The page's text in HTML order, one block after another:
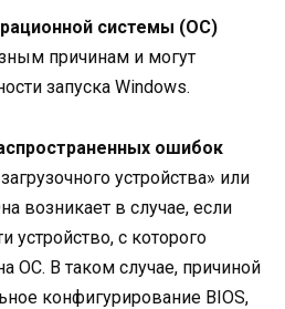
системы (ОС)
причинам и могут
запуска Windows.
ошибок
устройства» или
возникает в случае, если
устройство, с которого
ОС. В таком случае, причиной
конфигурирование BIOS,